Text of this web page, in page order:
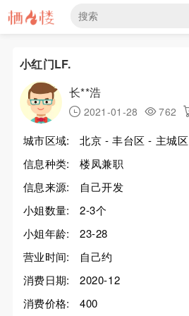
小红门LF.
长**浩
2021-01-28 762
城市区域:
北京 - 丰台区 - 主城区
信息种类:
楼凤兼职
信息来源:
自己开发
小姐数量:
2-3个
小姐年龄:
23-28
营业时间:
自己约
消费日期:
2020-12
消费价格:
400